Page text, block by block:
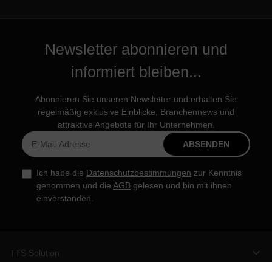
Newsletter abonnieren und
informiert bleiben...
Abonnieren Sie unseren Newsletter und erhalten Sie
regelmäßig exklusive Einblicke, Branchennews und
attraktive Angebote für Ihr Unternehmen.
ABSENDEN
Ich habe die Datenschutzbestimmungen zur Kenntnis
genommen und die AGB gelesen und bin mit ihnen
einverstanden.
TTS Solution